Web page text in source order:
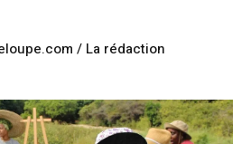
/ La rédaction